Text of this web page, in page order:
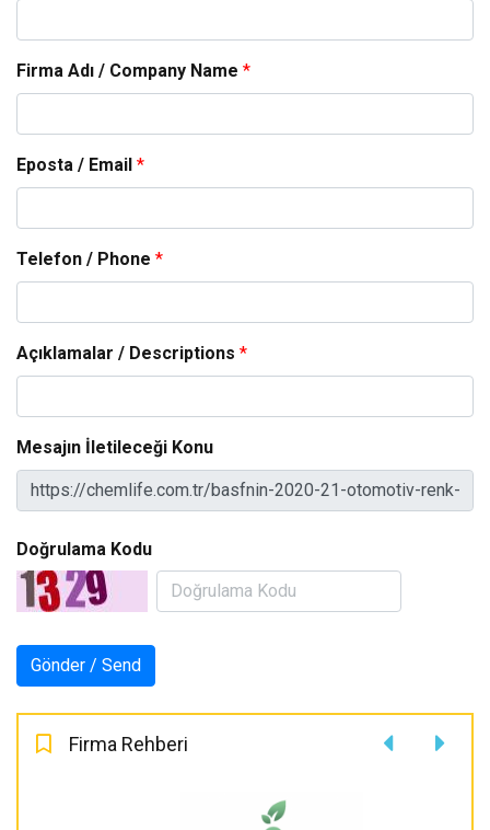
Firma Adı / Company Name *
Eposta / Email *
Telefon / Phone *
Açıklamalar / Descriptions *
Mesajın İletileceği Konu
Doğrulama Kodu
Firma Rehberi